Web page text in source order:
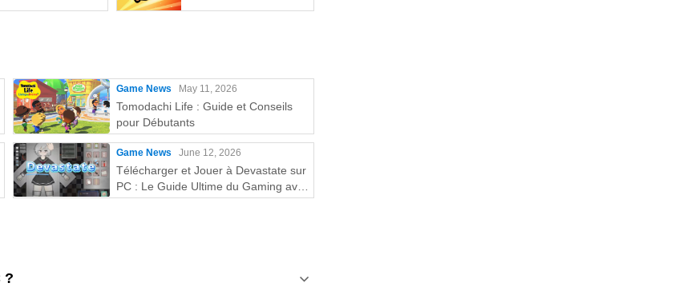
Game News May 11, 2026
Tomodachi Life : Guide et Conseils
pour Débutants
Game News June 12, 2026
Télécharger et Jouer à Devastate sur
PC : Le Guide Ultime du Gaming avec
MEmu Play
?